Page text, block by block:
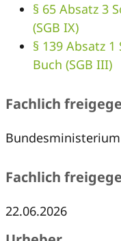
§ 65 Absatz 3
(SGB IX)
§ 139 Absatz
Buch (SGB III)
Fachlich
Fachlich
22.06.2026